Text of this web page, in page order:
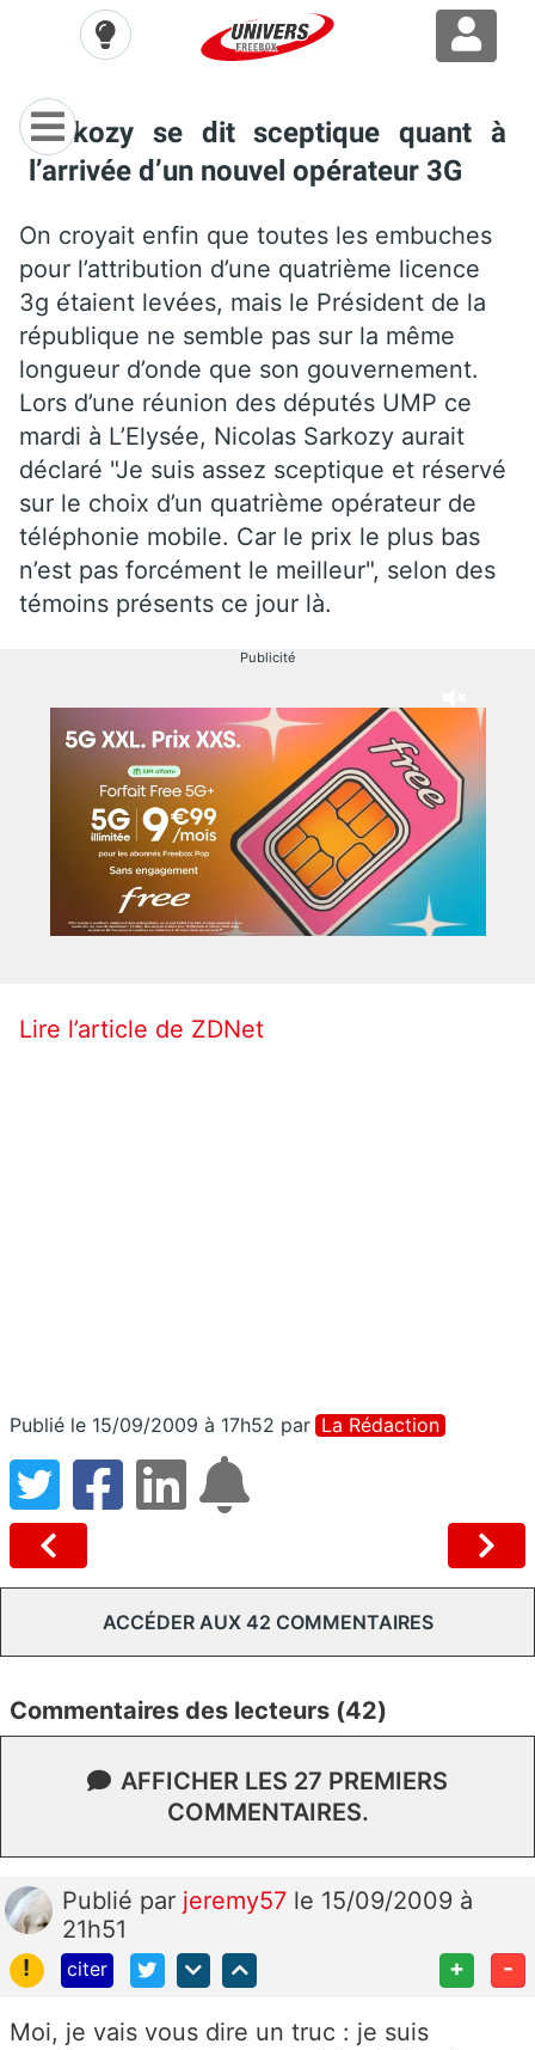
Sarkozy se dit sceptique quant à
l’arrivée d’un nouvel opérateur 3G
On croyait enfin que toutes les embuches
pour l’attribution d’une quatrième licence
3g étaient levées, mais le Président de la
république ne semble pas sur la même
longueur d’onde que son gouvernement.
Lors d’une réunion des députés UMP ce
mardi à L’Elysée, Nicolas Sarkozy aurait
déclaré "Je suis assez sceptique et réservé
sur le choix d’un quatrième opérateur de
téléphonie mobile. Car le prix le plus bas
n’est pas forcément le meilleur", selon des
témoins présents ce jour là.
Publicité
Lire l’article de ZDNet
Publié le 15/09/2009 à 17h52 par La Rédaction
ACCÉDER AUX 42 COMMENTAIRES
Commentaires des lecteurs (42)
AFFICHER LES 27 PREMIERS
COMMENTAIRES.
Publié par jeremy57 le 15/09/2009 à
21h51
!
citer + -
Moi, je vais vous dire un truc : je suis